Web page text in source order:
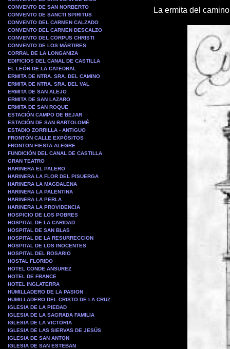
CONVENTO DE SAN NORBERTO
CONVENTO DE SANCTI SPIRITUS
CONVENTO DEL CARMEN CALZADO
CONVENTO DEL CARMEN DESCALZO
CONVENTO DEL CORPUS CHRISTI
CONVENTO DE LOS MÁRTIRES
CORRAL DE LA LONGANIZA
EDIFICIOS DEL CANAL DE CASTILLA
EL LEÓN DE LA CATEDRAL
ERMITA DE NTRA. SRA. DEL CAMINO
ERMITA DE NTRA. SRA. DEL VAL
ERMITA DE SAN ALEJO
ERMITA DE SAN LAZARO
ERMITA DE SAN ROQUE
ESTACIÓN CAMPO DE BEJAR
ESTACIÓN DE SAN BARTOLOMÉ
ESTADIO ZORRILLA - ANTIGUO
FRONTÓN CALLE EXPÓSITOS
FRONTON FIESTA ALEGRE
FUNDICIÓN DEL CANAL DE CASTILLA
GRAN TEATRO
HARINERA EL PALERO
HARINERA LA FLOR DEL PISUERGA
HARINERA LA MAGDALENA
HARINERA LA PALENTINA
HARINERA LA PERLA
HARINERA LA PROVIDENCIA
HOSPICIO DE LOS POBRES
HOSPITAL DE LA CARIDAD
HOSPITAL DE SAN BLAS
HOSPITAL DE LA RESURRECCION
HOSPITAL DE LOS INOCENTES
HOSPITAL DEL ROSARIO
HOSTAL FLORIDO
HOTEL CONDE ANSUREZ
HOTEL DE FRANCE
HOTEL INGLATERRA
HUMILLADERO DE LA PASION
HUMILLADERO DEL CRISTO DE LA CRUZ
IGLESIA DE LA PIEDAD
IGLESIA DE LA SAGRADA FAMILIA
IGLESIA DE LA VICTORIA
IGLESIA DE LAS SIERVAS DE JESÚS
IGLESIA DE SAN ANTON
IGLESIA DE SAN ESTEBAN
La ermita del